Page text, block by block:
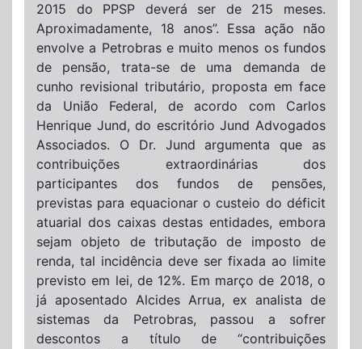
2015 do PPSP deverá ser de 215 meses.
Aproximadamente, 18 anos”. Essa ação não
envolve a Petrobras e muito menos os fundos
de pensão, trata-se de uma demanda de
cunho revisional tributário, proposta em face
da União Federal, de acordo com Carlos
Henrique Jund, do escritório Jund Advogados
Associados. O Dr. Jund argumenta que as
contribuições extraordinárias dos
participantes dos fundos de pensões,
previstas para equacionar o custeio do déficit
atuarial dos caixas destas entidades, embora
sejam objeto de tributação de imposto de
renda, tal incidência deve ser fixada ao limite
previsto em lei, de 12%. Em março de 2018, o
já aposentado Alcides Arrua, ex analista de
sistemas da Petrobras, passou a sofrer
descontos a título de “contribuições